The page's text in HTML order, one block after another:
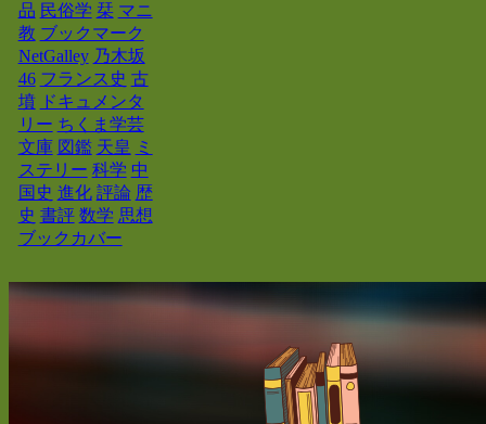
品 民俗学 栞 マニ
教 ブックマーク
NetGalley 乃木坂
46 フランス史 古
墳 ドキュメンタ
リー ちくま学芸
文庫 図鑑 天皇 ミ
ステリー 科学 中
国史 進化 評論 歴
史 書評 数学 思想
ブックカバー